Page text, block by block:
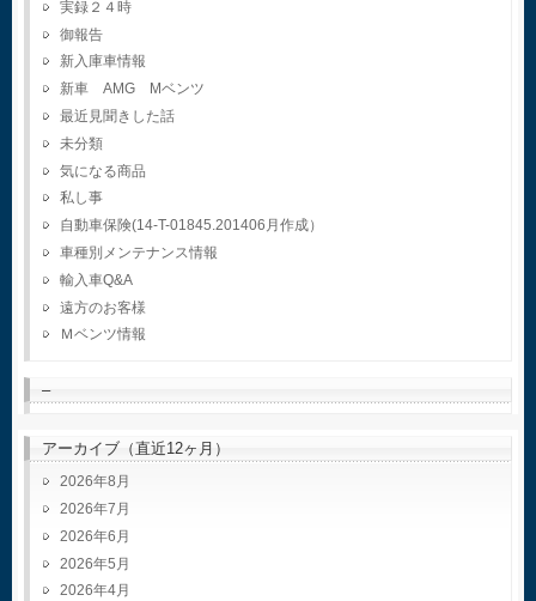
実録２４時
御報告
新入庫車情報
新車 AMG Mベンツ
最近見聞きした話
未分類
気になる商品
私し事
自動車保険(14-T-01845.201406月作成）
車種別メンテナンス情報
輸入車Q&A
遠方のお客様
Ｍベンツ情報
–
アーカイブ（直近12ヶ月）
2026年8月
2026年7月
2026年6月
2026年5月
2026年4月